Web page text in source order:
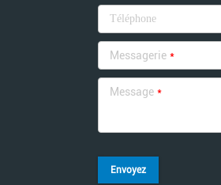
Messagerie *
Message *
Envoyez